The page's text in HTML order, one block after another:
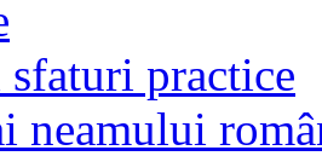
sfaturi practice
neamului